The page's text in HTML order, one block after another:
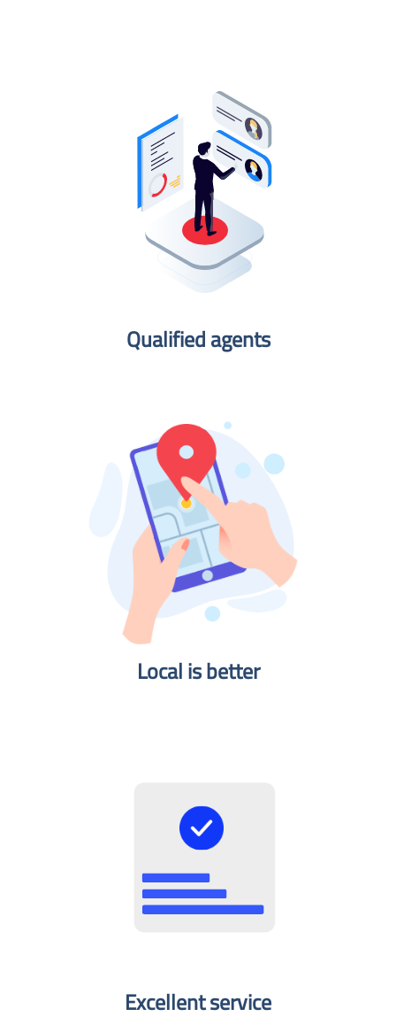
Qualified agents​
Local is better​
Excellent service